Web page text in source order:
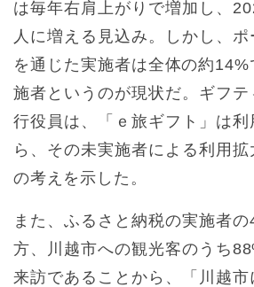
は毎年右肩上がりで増加し、
人に増える見込み。しかし、
を通じた実施者は全体の約
施者というのが現状だ。ギフ
⾏役員は、「ｅ旅ギフト」は
ら、その未実施者による利用拡
の考えを示した。
また、ふるさと納税の実施者
方、川越市への観光客のうち
来訪であることから、「川越